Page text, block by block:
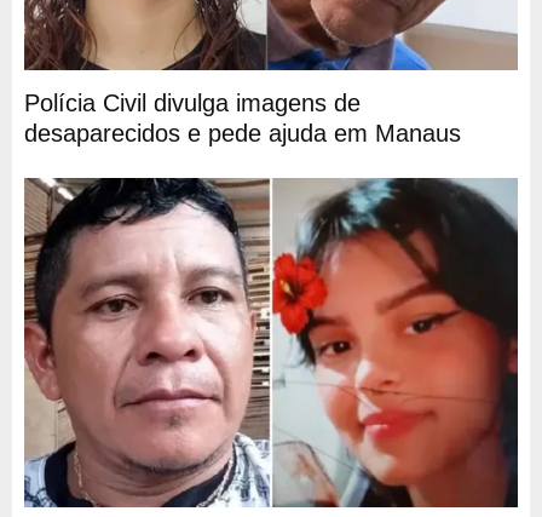
Polícia Civil divulga imagens de
desaparecidos e pede ajuda em Manaus